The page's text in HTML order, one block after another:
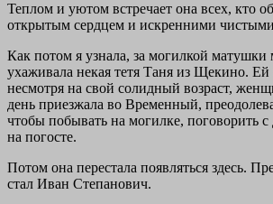
Теплом и уютом встречает она всех, кто
открытым сердцем и искренними
Как потом я узнала, за могилкой матушки
ухаживала некая тетя Таня из Щекино.
несмотря на свой солидный возраст,
день приезжала во Временный,
чтобы побывать на могилке, поговорить
на погосте.
Потом она перестала появляться здесь.
стал Иван Степанович.